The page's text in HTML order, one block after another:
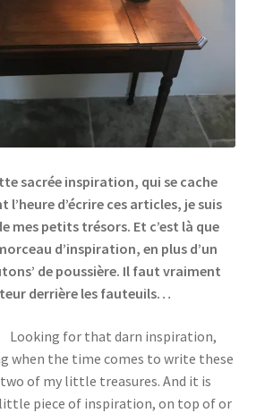
sacrée inspiration, qui se cache
d’écrire ces articles, je suis
mes petits trésors. Et c’est là que
d’inspiration, en plus d’un
de poussière. Il faut vraiment
derrière les fauteuils…
Looking for that darn inspiration,
when the time comes to write these
of my little treasures. And it is
piece of inspiration, on top of or